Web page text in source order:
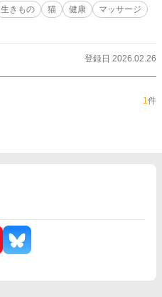
生きもの 猫 健康
マッサージ
登録日 2026.02.26
1件